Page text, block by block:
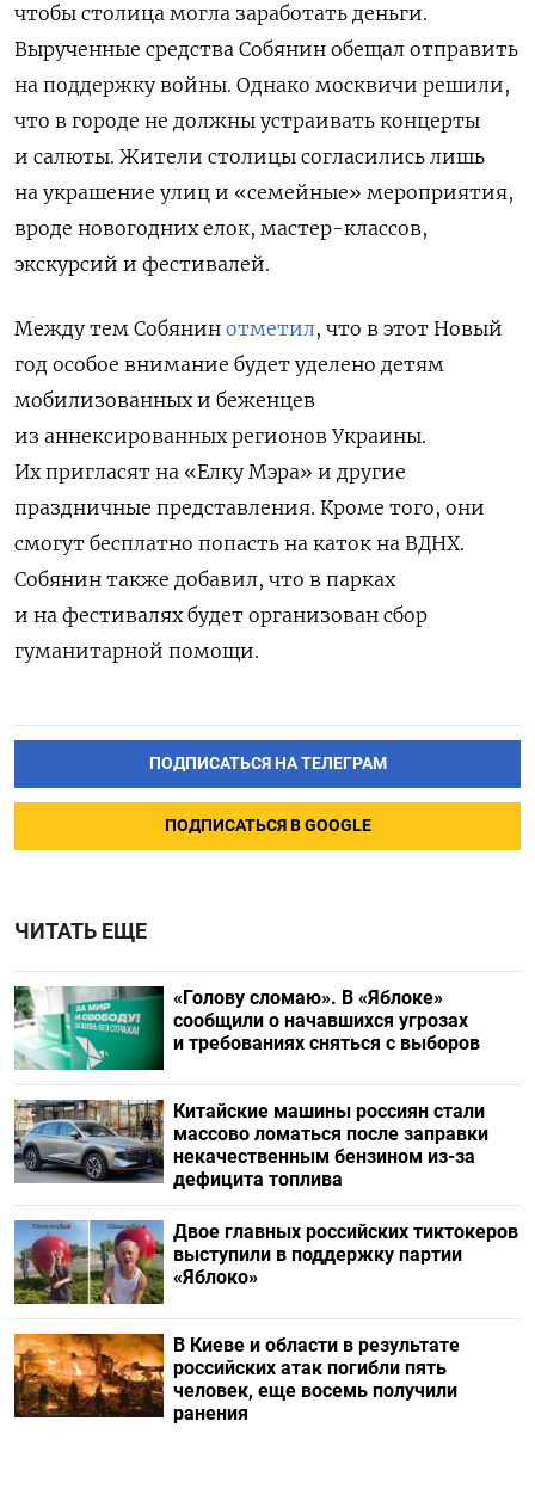
чтобы столица могла заработать деньги.
Вырученные средства Собянин обещал отправить
на поддержку войны. Однако москвичи решили,
что в городе не должны устраивать концерты
и салюты. Жители столицы согласились лишь
на украшение улиц и «семейные» мероприятия,
вроде новогодних елок, мастер-классов,
экскурсий и фестивалей.
Между тем Собянин отметил, что в этот Новый
год особое внимание будет уделено детям
мобилизованных и беженцев
из аннексированных регионов Украины.
Их пригласят на «Елку Мэра» и другие
праздничные представления. Кроме того, они
смогут бесплатно попасть на каток на ВДНХ.
Собянин также добавил, что в парках
и на фестивалях будет организован сбор
гуманитарной помощи.
ПОДПИСАТЬСЯ НА ТЕЛЕГРАМ
ПОДПИСАТЬСЯ В GOOGLE
ЧИТАТЬ ЕЩЕ
«Голову сломаю». В «Яблоке»
сообщили о начавшихся угрозах
и требованиях сняться с выборов
Китайские машины россиян стали
массово ломаться после заправки
некачественным бензином из-за
дефицита топлива
Двое главных российских тиктокеров
выступили в поддержку партии
«Яблоко»
В Киеве и области в результате
российских атак погибли пять
человек, еще восемь получили
ранения